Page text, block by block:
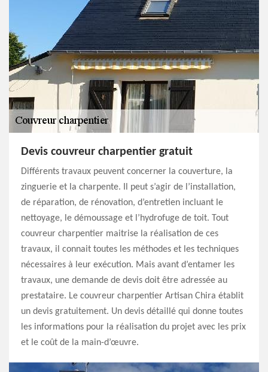
Devis couvreur charpentier gratuit
Différents travaux peuvent concerner la couverture, la
zinguerie et la charpente. Il peut s’agir de l’installation,
de réparation, de rénovation, d’entretien incluant le
nettoyage, le démoussage et l’hydrofuge de toit. Tout
couvreur charpentier maitrise la réalisation de ces
travaux, il connait toutes les méthodes et les techniques
nécessaires à leur exécution. Mais avant d’entamer les
travaux, une demande de devis doit être adressée au
prestataire. Le couvreur charpentier Artisan Chira établit
un devis gratuitement. Un devis détaillé qui donne toutes
les informations pour la réalisation du projet avec les prix
et le coût de la main-d’œuvre.